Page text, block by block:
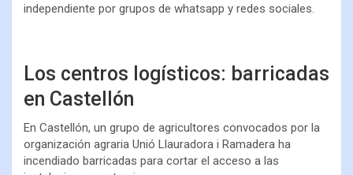
independiente por grupos de whatsapp y redes sociales.
Los centros logísticos: barricadas
en Castellón
En Castellón, un grupo de agricultores convocados por la
organización agraria Unió Llauradora i Ramadera ha
incendiado barricadas para cortar el acceso a las